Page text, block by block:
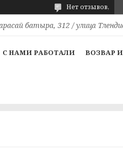
Нет отзывов,
батыра, 312 / улица
С НАМИ РАБОТАЛИ ВОЗВАР